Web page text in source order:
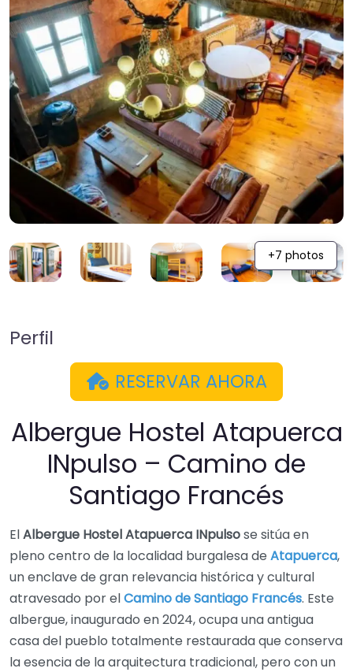
+7 photos
Perfil
RESERVAR AHORA
Albergue Hostel Atapuerca
INpulso – Camino de
Santiago Francés
ElAlbergue Hostel Atapuerca INpulsose sitúa en
pleno centro de la localidad burgalesa de Atapuerca,
un enclave de gran relevancia histórica y cultural
atravesado por elCamino de Santiago Francés. Este
albergue, inaugurado en 2024, ocupa una antigua
casa del pueblo totalmente restaurada que conserva
la esencia de la arquitectura tradicional, pero con un